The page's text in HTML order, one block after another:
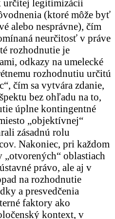
určitej legitimizácii
(ktoré môže byť
alebo nesprávne), čím
neurčitosť v práve
rozhodnutie je
odkazy na umelecké
rozhodnutiu určitú
čím sa vytvára zdanie,
bez ohľadu na to,
úplne kontingentné
„objektívnej“
zásadnú rolu
Nakoniec, pri každom
oblastiach
právo, ale aj v
na rozhodnutie
a presvedčenia
faktory ako
kontext, v